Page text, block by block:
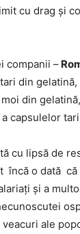
cu drag și
companii –
din gelatină,
din gelatină,
capsulelor
cu lipsă de
încă o dată
și a
ale